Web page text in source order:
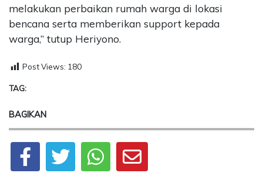
melakukan perbaikan rumah warga di lokasi
bencana serta memberikan support kepada
warga,” tutup Heriyono.
Post Views: 180
TAG:
BAGIKAN